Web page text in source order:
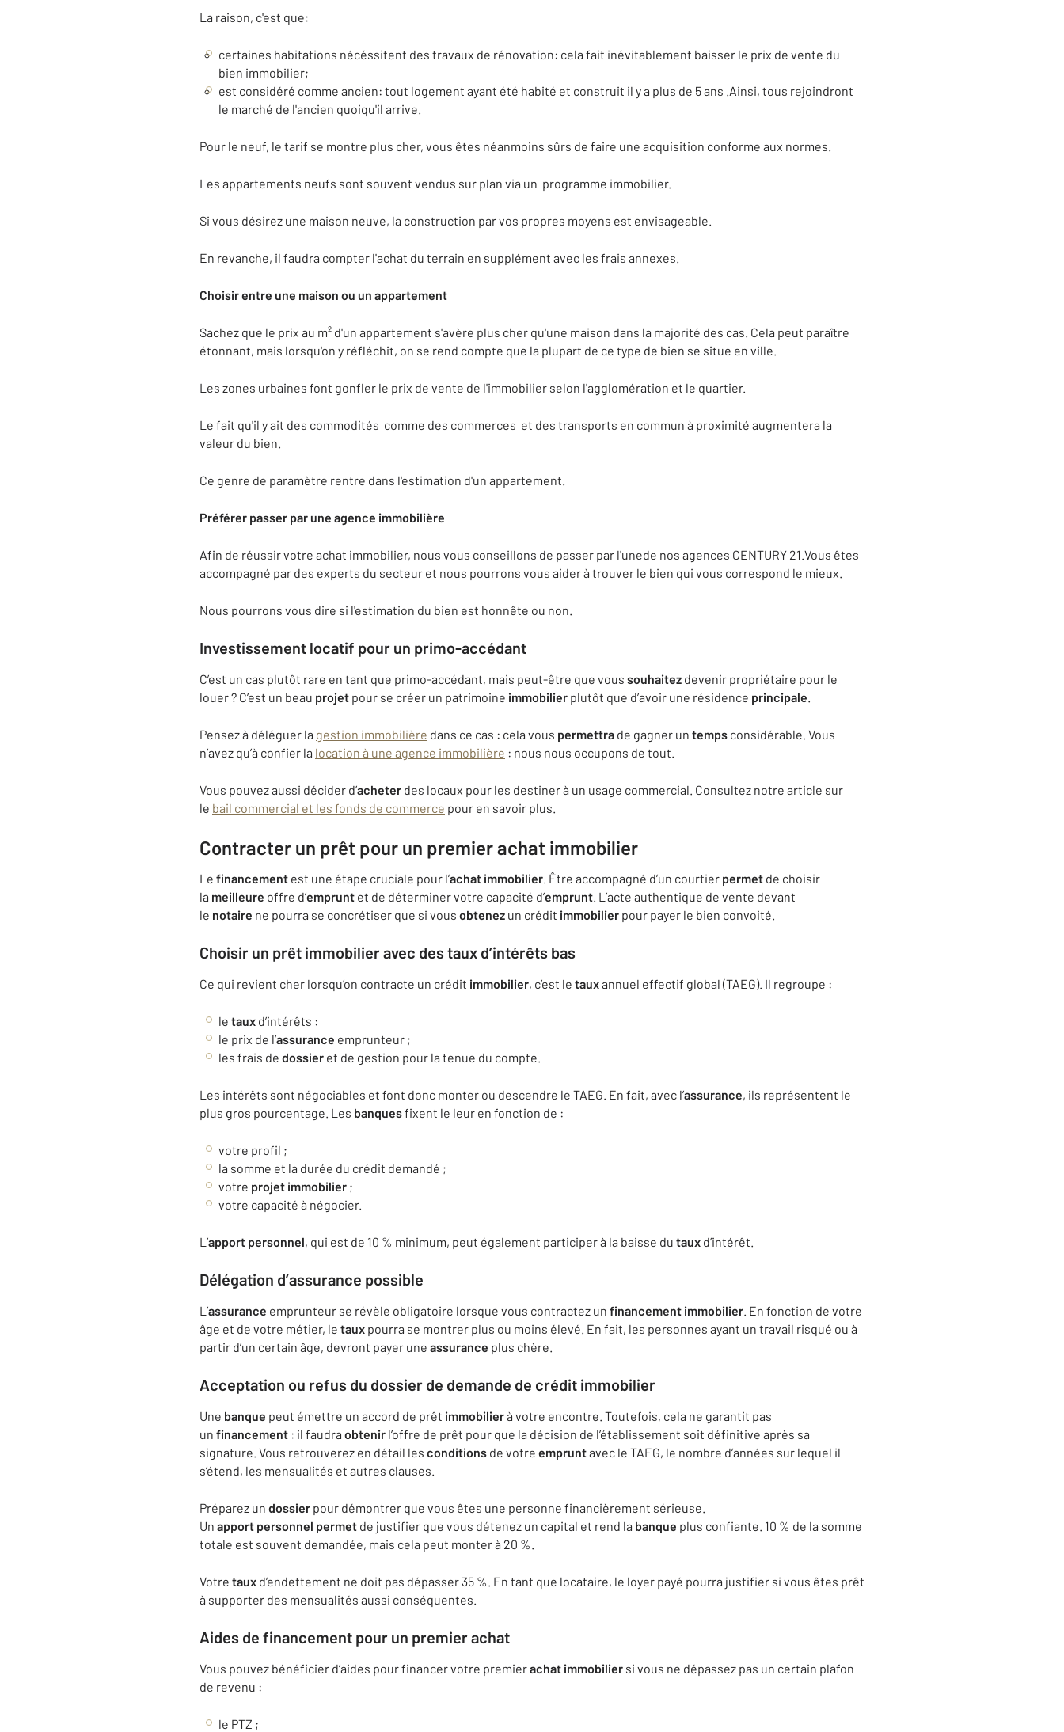
La raison, c'est que:
certaines habitations nécéssitent des travaux de rénovation: cela fait inévitablement baisser le prix de vente du
bien immobilier;
est considéré comme ancien: tout logement ayant été habité et construit il y a plus de 5 ans .Ainsi, tous rejoindront
le marché de l'ancien quoiqu'il arrive.
Pour le neuf, le tarif se montre plus cher, vous êtes néanmoins sûrs de faire une acquisition conforme aux normes.
Les appartements neufs sont souvent vendus sur plan via un programme immobilier.
Si vous désirez une maison neuve, la construction par vos propres moyens est envisageable.
En revanche, il faudra compter l'achat du terrain en supplément avec les frais annexes.
Choisir entre une maison ou un appartement
Sachez que le prix au m² d'un appartement s'avère plus cher qu'une maison dans la majorité des cas. Cela peut paraître
étonnant, mais lorsqu'on y réfléchit, on se rend compte que la plupart de ce type de bien se situe en ville.
Les zones urbaines font gonfler le prix de vente de l'immobilier selon l'agglomération et le quartier.
Le fait qu'il y ait des commodités comme des commerces et des transports en commun à proximité augmentera la
valeur du bien.
Ce genre de paramètre rentre dans l'estimation d'un appartement.
Préférer passer par une agence immobilière
Afin de réussir votre achat immobilier, nous vous conseillons de passer par l'unede nos agences CENTURY 21.Vous êtes
accompagné par des experts du secteur et nous pourrons vous aider à trouver le bien qui vous correspond le mieux.
Nous pourrons vous dire si l'estimation du bien est honnête ou non.
Investissement locatif pour un primo-accédant
C’est un cas plutôt rare en tant que primo-accédant, mais peut-être que vous souhaitez devenir propriétaire pour le
louer ? C’est un beau projet pour se créer un patrimoine immobilier plutôt que d’avoir une résidence principale.
Pensez à déléguer la gestion immobilière dans ce cas : cela vous permettra de gagner un temps considérable. Vous
n’avez qu’à confier la location à une agence immobilière : nous nous occupons de tout.
Vous pouvez aussi décider d’acheter des locaux pour les destiner à un usage commercial. Consultez notre article sur
le bail commercial et les fonds de commerce pour en savoir plus.
Contracter un prêt pour un premierachat immobilier
Le financement est une étape cruciale pour l’achat immobilier. Être accompagné d’un courtier permet de choisir
la meilleure offre d’emprunt et de déterminer votre capacité d’emprunt. L’acte authentique de vente devant
le notaire ne pourra se concrétiser que si vous obtenez un crédit immobilier pour payer le bien convoité.
Choisir un prêt immobilieravec des taux d’intérêts bas
Ce qui revient cher lorsqu’on contracte un crédit immobilier, c’est le tauxannuel effectif global (TAEG). Il regroupe :
le taux d’intérêts :
le prix de l’assurance emprunteur ;
les frais de dossier et de gestion pour la tenue du compte.
Les intérêts sont négociables et font donc monter ou descendre le TAEG. En fait, avec l’assurance, ils représentent le
plus gros pourcentage. Les banquesfixent le leur en fonction de :
votre profil ;
la somme et la durée du crédit demandé ;
votre projet immobilier ;
votre capacité à négocier.
L’apport personnel, qui est de 10 % minimum, peut également participer à la baisse du taux d’intérêt.
Délégation d’assurance possible
L’assurance emprunteur se révèle obligatoire lorsque vous contractez un financement immobilier. En fonction de votre
âge et de votre métier, le taux pourra se montrer plus ou moins élevé. En fait, les personnes ayant un travail risqué ou à
partir d’un certain âge, devront payer une assurance plus chère.
Acceptation ou refus du dossier de demande de crédit immobilier
Une banque peut émettre un accord de prêt immobilierà votre encontre. Toutefois, cela ne garantit pas
un financement : il faudra obtenir l’offre de prêt pour que la décision de l’établissement soit définitive après sa
signature. Vous retrouverez en détail les conditions de votre empruntavec le TAEG, le nombre d’années sur lequel il
s’étend, les mensualités et autres clauses.
Préparez un dossier pour démontrer que vous êtes une personne financièrement sérieuse.
Un apport personnel permet de justifier que vous détenez un capital et rend la banque plus confiante. 10 % de la somme
totale est souvent demandée, mais cela peut monter à 20 %.
Votre taux d’endettement ne doit pas dépasser 35 %. En tant que locataire, le loyer payé pourra justifier si vous êtes prêt
à supporter des mensualités aussi conséquentes.
Aides de financement pour un premierachat
Vous pouvez bénéficier d’aides pour financer votre premierachat immobilier si vous ne dépassez pas un certain plafon
de revenu :
le PTZ ;